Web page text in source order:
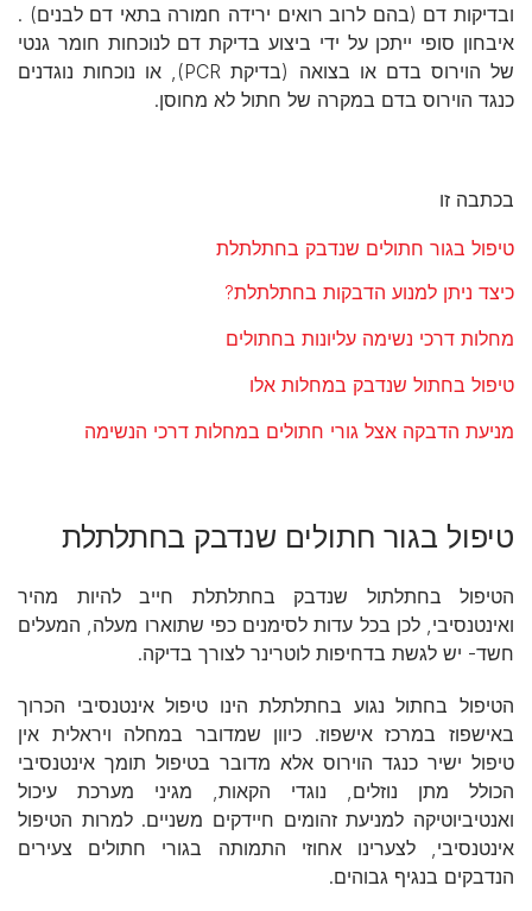
ובדיקות דם (בהם לרוב רואים ירידה חמורה בתאי דם לבנים) .
איבחון סופי ייתכן על ידי ביצוע בדיקת דם לנוכחות חומר גנטי
של הוירוס בדם או בצואה (בדיקת PCR), או נוכחות נוגדנים
כנגד הוירוס בדם במקרה של חתול לא מחוסן.
בכתבה זו
טיפול בגור חתולים שנדבק בחתלתלת
כיצד ניתן למנוע הדבקות בחתלתלת?
מחלות דרכי נשימה עליונות בחתולים
טיפול בחתול שנדבק במחלות אלו
מניעת הדבקה אצל גורי חתולים במחלות דרכי הנשימה
טיפול בגור חתולים שנדבק בחתלתלת
הטיפול בחתלתול שנדבק בחתלתלת חייב להיות מהיר
ואינטנסיבי, לכן בכל עדות לסימנים כפי שתוארו מעלה, המעלים
חשד- יש לגשת בדחיפות לוטרינר לצורך בדיקה.
הטיפול בחתול נגוע בחתלתלת הינו טיפול אינטנסיבי הכרוך
באישפוז במרכז אישפוז. כיוון שמדובר במחלה ויראלית אין
טיפול ישיר כנגד הוירוס אלא מדובר בטיפול תומך אינטנסיבי
הכולל מתן נוזלים, נוגדי הקאות, מגיני מערכת עיכול
ואנטיביוטיקה למניעת זהומים חיידקים משניים. למרות הטיפול
אינטנסיבי, לצערינו אחוזי התמותה בגורי חתולים צעירים
הנדבקים בנגיף גבוהים.